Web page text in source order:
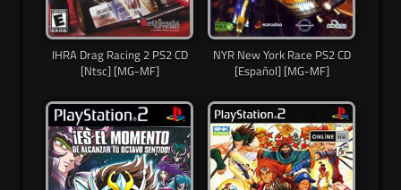
IHRA Drag Racing 2 PS2 CD
[Ntsc] [MG-MF]
NYR New York Race PS2 CD
[Español] [MG-MF]